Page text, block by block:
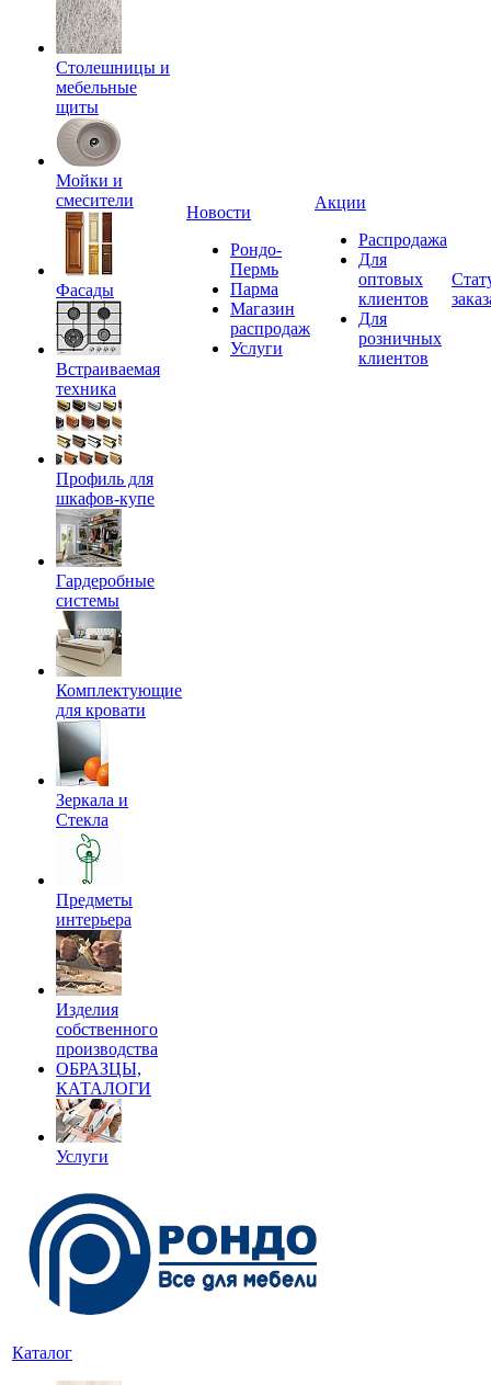
Столешницы и
мебельные
щиты
Мойки и
смесители
Фасады
Встраиваемая
техника
Профиль для
шкафов-купе
Гардеробные
системы
Комплектующие
для кровати
Зеркала и
Стекла
Предметы
интерьера
Изделия
собственного
производства
ОБРАЗЦЫ,
КАТАЛОГИ
Услуги
Новости
Рондо-
Пермь
Парма
Магазин
распродаж
Услуги
Акции
Распродажа
Для
оптовых
клиентов
Для
розничных
клиентов
Каталог